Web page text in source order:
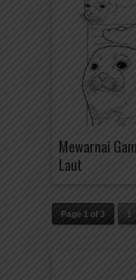
Mewarnai
Laut
Page 1 of 3 1